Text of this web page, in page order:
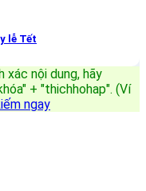
lễ Tết
xác nội dung, hãy
+ "thichhohap". (Ví
ngay